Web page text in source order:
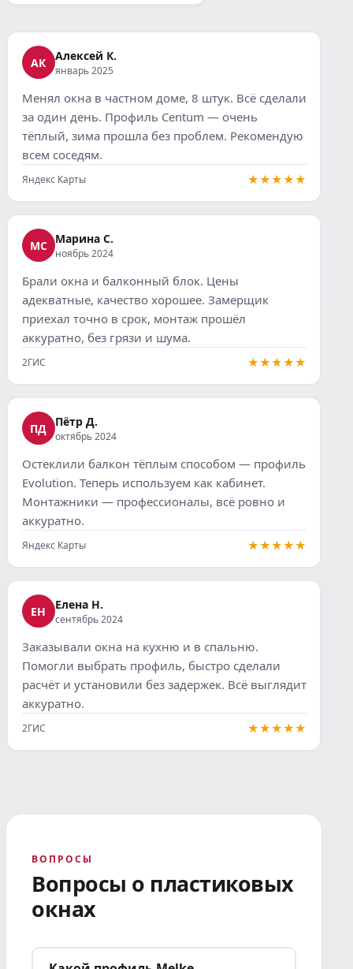
АК Алексей К.
январь 2025
Менял окна в частном доме, 8 штук. Всё сделали
за один день. Профиль Centum — очень
тёплый, зима прошла без проблем. Рекомендую
всем соседям.
Яндекс Карты ★★★★★
МС Марина С.
ноябрь 2024
Брали окна и балконный блок. Цены
адекватные, качество хорошее. Замерщик
приехал точно в срок, монтаж прошёл
аккуратно, без грязи и шума.
2ГИС ★★★★★
ПД Пётр Д.
октябрь 2024
Остеклили балкон тёплым способом — профиль
Evolution. Теперь используем как кабинет.
Монтажники — профессионалы, всё ровно и
аккуратно.
Яндекс Карты ★★★★★
ЕН Елена Н.
сентябрь 2024
Заказывали окна на кухню и в спальню.
Помогли выбрать профиль, быстро сделали
расчёт и установили без задержек. Всё выглядит
аккуратно.
2ГИС ★★★★★
ВОПРОСЫ
Вопросы о пластиковых
окнах